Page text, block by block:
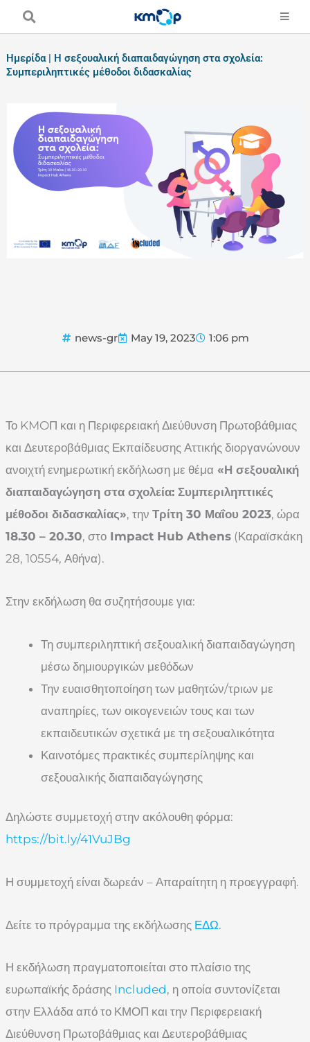
Ημερίδα | Η σεξουαλική διαπαιδαγώγηση στα σχολεία:
Συμπεριληπτικές μέθοδοι διδασκαλίας
news-gr May 19, 2023 1:06 pm
Το KMOΠ και η Περιφερειακή Διεύθυνση Πρωτοβάθμιας
και Δευτεροβάθμιας Εκπαίδευσης Αττικής διοργανώνουν
ανοιχτή ενημερωτική εκδήλωση με θέμα «Η σεξουαλική
διαπαιδαγώγηση στα σχολεία: Συμπεριληπτικές
μέθοδοι διδασκαλίας», την Τρίτη 30 Μαΐου 2023, ώρα
18.30 – 20.30, στο Impact Hub Athens (Καραϊσκάκη
28, 10554, Αθήνα).
Στην εκδήλωση θα συζητήσουμε για:
Τη συμπεριληπτική σεξουαλική διαπαιδαγώγηση
μέσω δημιουργικών μεθόδων
Την ευαισθητοποίηση των μαθητών/τριων με
αναπηρίες, των οικογενειών τους και των
εκπαιδευτικών σχετικά με τη σεξουαλικότητα
Καινοτόμες πρακτικές συμπερίληψης και
σεξουαλικής διαπαιδαγώγησης
Δηλώστε συμμετοχή στην ακόλουθη φόρμα:
https://bit.ly/41VuJBg
Η συμμετοχή είναι δωρεάν – Απαραίτητη η προεγγραφή.
Δείτε το πρόγραμμα της εκδήλωσης ΕΔΩ.
Η εκδήλωση πραγματοποιείται στο πλαίσιο της
ευρωπαϊκής δράσης Included, η οποία συντονίζεται
στην Ελλάδα από το ΚΜΟΠ και την Περιφερειακή
Διεύθυνση Πρωτοβάθμιας και Δευτεροβάθμιας